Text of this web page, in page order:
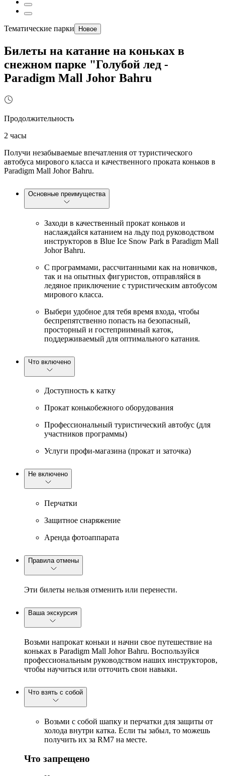
Тематические парки Новое
Билеты на катание на коньках в
снежном парке "Голубой лед -
Paradigm Mall Johor Bahru
Продолжительность
2 часы
Получи незабываемые впечатления от туристического
автобуса мирового класса и качественного проката коньков в
Paradigm Mall Johor Bahru.
Основные преимущества
Заходи в качественный прокат коньков и
наслаждайся катанием на льду под руководством
инструкторов в Blue Ice Snow Park в Paradigm Mall
Johor Bahru.
С программами, рассчитанными как на новичков,
так и на опытных фигуристов, отправляйся в
ледяное приключение с туристическим автобусом
мирового класса.
Выбери удобное для тебя время входа, чтобы
беспрепятственно попасть на безопасный,
просторный и гостеприимный каток,
поддерживаемый для оптимального катания.
Что включено
Доступность к катку
Прокат конькобежного оборудования
Профессиональный туристический автобус (для
участников программы)
Услуги профи-магазина (прокат и заточка)
Не включено
Перчатки
Защитное снаряжение
Аренда фотоаппарата
Правила отмены
Эти билеты нельзя отменить или перенести.
Ваша экскурсия
Возьми напрокат коньки и начни свое путешествие на
коньках в Paradigm Mall Johor Bahru. Воспользуйся
профессиональным руководством наших инструкторов,
чтобы научиться или отточить свои навыки.
Что взять с собой
Возьми с собой шапку и перчатки для защиты от
холода внутри катка. Если ты забыл, то можешь
получить их за RM7 на месте.
Что запрещено